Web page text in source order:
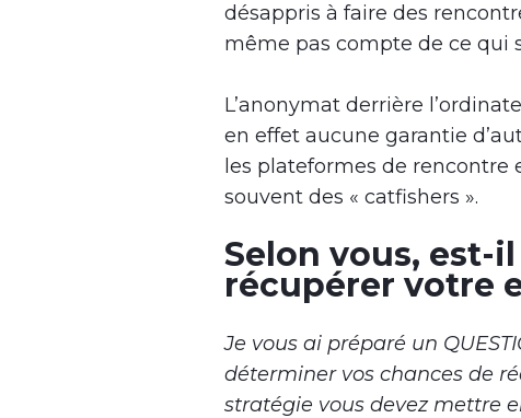
désappris à faire des
même pas compte de ce qui
L’anonymat derrière
en effet aucune garantie
les plateformes de rencontre
souvent des « catfishers ».
Selon vous, est-
récupérer votre
Je vous ai préparé un
déterminer vos chances de
stratégie vous devez mettre